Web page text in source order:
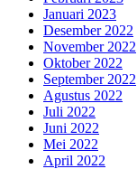
Januari 2023
Desember 2022
November 2022
Oktober 2022
September 2022
Agustus 2022
Juli 2022
Juni 2022
Mei 2022
April 2022